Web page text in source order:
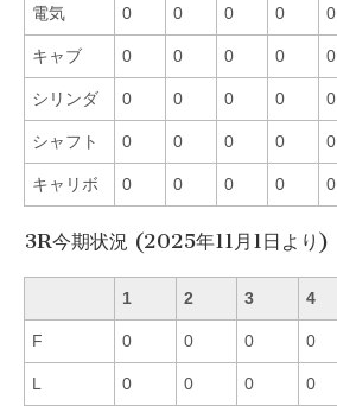
電気 0 0 0 0 0
キャブ 0 0 0 0 0
シリンダ 0 0 0 0 0
シャフト 0 0 0 0 0
キャリボ 0 0 0 0 0
3R今期状況 (2025年11月1日より)
1 2 3 4
F 0 0 0 0
L 0 0 0 0